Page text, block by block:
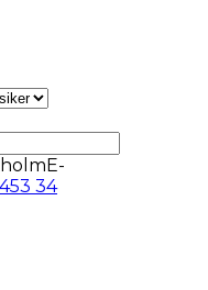
E-
34